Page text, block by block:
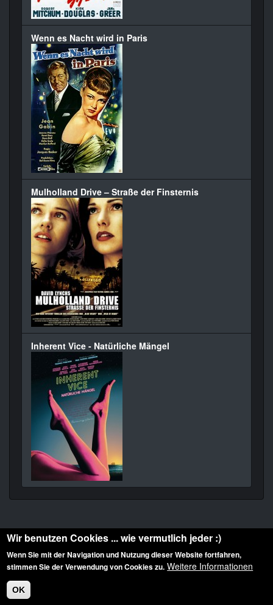
Wenn es Nacht wird in Paris
Mulholland Drive – Straße der Finsternis
Inherent Vice - Natürliche Mängel
Diese Website ist urheberrechtlich geschützt: © 2010-2026 der Film Noir de. Alle
Rechte vorbehalten.
Wir benutzen Cookies ... wie vermutlich jeder :)
Wenn Sie mit der Navigation und Nutzung dieser Website fortfahren,
stimmen Sie der Verwendung von Cookies zu. Weitere Informationen
OK